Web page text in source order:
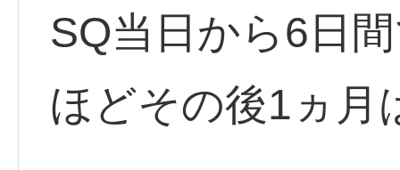
SQ当日から6日
ほどその後1ヵ月